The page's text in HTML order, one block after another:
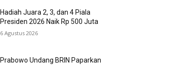
Hadiah Juara 2, 3, dan 4 Piala
Presiden 2026 Naik Rp 500 Juta
6 Agustus 2026
Prabowo Undang BRIN Paparkan